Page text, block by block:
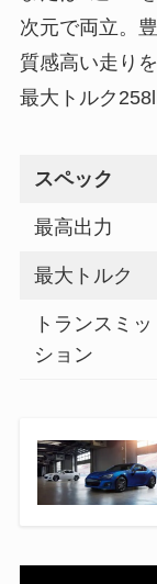
次元で両立。
質感高い走り
最大トルク
スペック
最高出力
最大トルク
トランスミッ
ション